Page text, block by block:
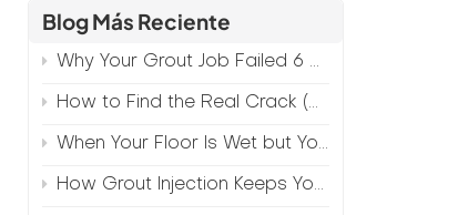
Blog Más Reciente
Why Your Grout Job Failed 6 Months Later (And How to Prevent It)
How to Find the Real Crack (Because What You See Isn't Always the Source)
When Your Floor Is Wet but Your Crack Is Dry
How Grout Injection Keeps Your Retail Floors Looking Fresh